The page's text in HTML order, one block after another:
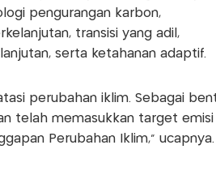
pengurangan karbon,
transisi yang adil,
serta ketahanan adaptif.
perubahan iklim. Sebagai
telah memasukkan target emisi
Perubahan Iklim," ucapnya.